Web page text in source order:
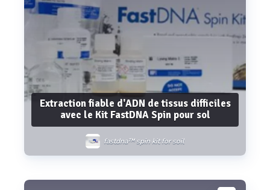
Extraction fiable d'ADN de tissus difficiles
avec le Kit FastDNA Spin pour sol
fastdna™ spin kit for soil